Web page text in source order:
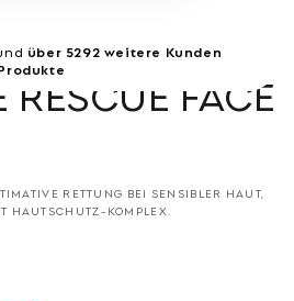
über 5292 weitere Kunden
RESCUE FACE
RETTUNG BEI SENSIBLER HAUT,
HAUTSCHUTZ-KOMPLEX.